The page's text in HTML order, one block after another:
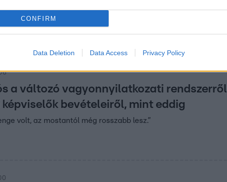
CONFIRM
Data Deletion Data Access Privacy Policy
rendszer örök paródia Magyarországon – mondja Ligeti
inkább jövedelemsáv-nyilatkozat, mint vagyonnyilatkozat.
a változó vagyonnyilatkozati
bevételeiről, mint eddig
volt, az mostantól még rosszabb lesz.”